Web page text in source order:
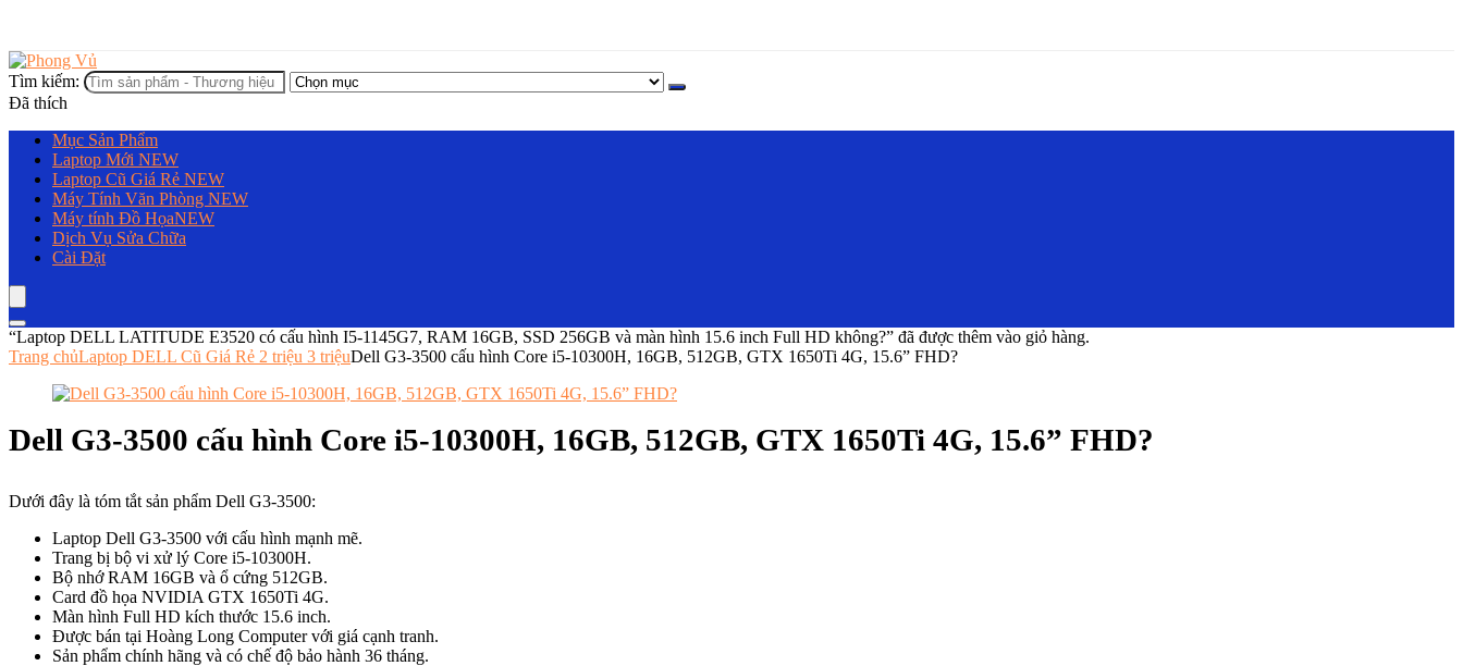
Tìm kiếm:
Đã thích
Mục Sản Phẩm
Laptop Mới NEW
Laptop Cũ Giá Rẻ NEW
Máy Tính Văn Phòng NEW
Máy tính Đồ HọaNEW
Dịch Vụ Sửa Chữa
Cài Đặt
“Laptop DELL LATITUDE E3520 có cấu hình I5-1145G7, RAM 16GB, SSD 256GB và màn hình 15.6 inch Full HD không?” đã được thêm vào giỏ hàng.
Trang chủLaptop DELL Cũ Giá Rẻ 2 triệu 3 triệuDell G3-3500 cấu hình Core i5-10300H, 16GB, 512GB, GTX 1650Ti 4G, 15.6” FHD?
Dell G3-3500 cấu hình Core i5-10300H, 16GB, 512GB, GTX 1650Ti 4G, 15.6” FHD?
Dưới đây là tóm tắt sản phẩm Dell G3-3500:
Laptop Dell G3-3500 với cấu hình mạnh mẽ.
Trang bị bộ vi xử lý Core i5-10300H.
Bộ nhớ RAM 16GB và ổ cứng 512GB.
Card đồ họa NVIDIA GTX 1650Ti 4G.
Màn hình Full HD kích thước 15.6 inch.
Được bán tại Hoàng Long Computer với giá cạnh tranh.
Sản phẩm chính hãng và có chế độ bảo hành 36 tháng.